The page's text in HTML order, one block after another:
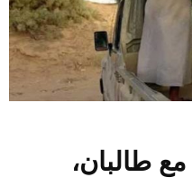
طالبان،